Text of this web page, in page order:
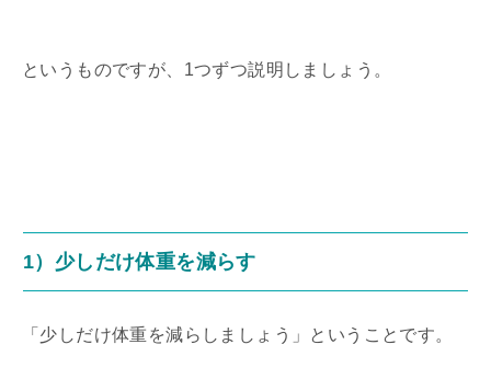
というものですが、1つずつ説明しましょう。
1）少しだけ体重を減らす
「少しだけ体重を減らしましょう」ということです。